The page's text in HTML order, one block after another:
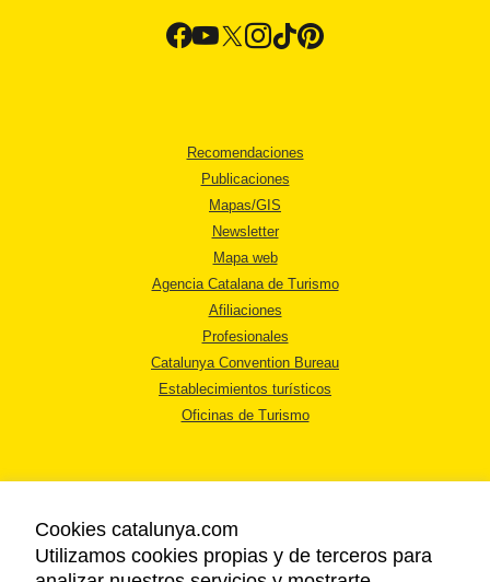
Recomendaciones
Publicaciones
Mapas/GIS
Newsletter
Mapa web
Agencia Catalana de Turismo
Afiliaciones
Profesionales
Catalunya Convention Bureau
Establecimientos turísticos
Oficinas de Turismo
AVISO LEGAL
Cookies catalunya.com
Utilizamos cookies propias y de terceros para